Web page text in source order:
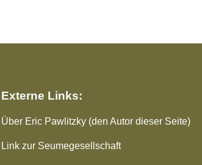
Externe Links:
Über Eric Pawlitzky (den Autor dieser Seite)
Link zur Seumegesellschaft